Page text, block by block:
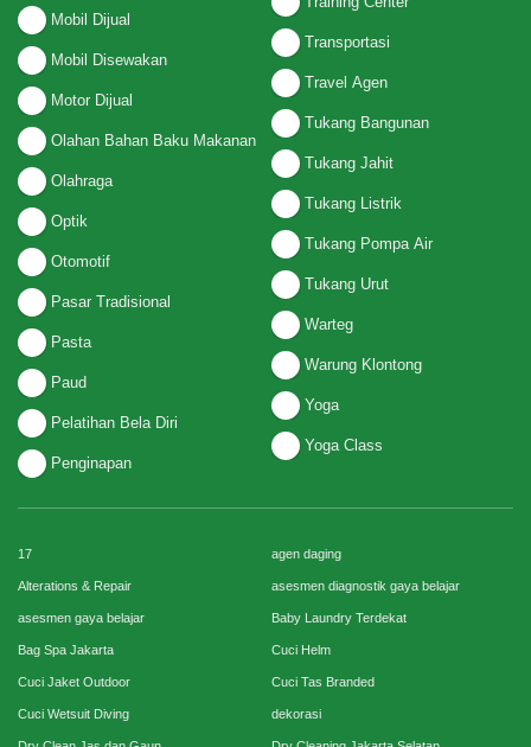
Mobil Dijual
Mobil Disewakan
Motor Dijual
Olahan Bahan Baku Makanan
Olahraga
Optik
Otomotif
Pasar Tradisional
Pasta
Paud
Pelatihan Bela Diri
Penginapan
Transportasi
Travel Agen
Tukang Bangunan
Tukang Jahit
Tukang Listrik
Tukang Pompa Air
Tukang Urut
Warteg
Warung Klontong
Yoga
Yoga Class
17 agen daging
Alterations & Repair asesmen diagnostik gaya belajar
asesmen gaya belajar Baby Laundry Terdekat
Bag Spa Jakarta Cuci Helm
Cuci Jaket Outdoor Cuci Tas Branded
Cuci Wetsuit Diving dekorasi